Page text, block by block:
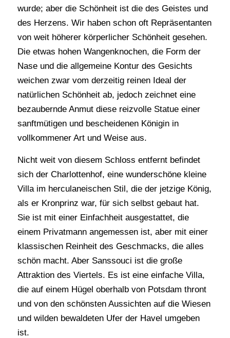
wurde; aber die Schönheit ist die des Geistes und
des Herzens. Wir haben schon oft Repräsentanten
von weit höherer körperlicher Schönheit gesehen.
Die etwas hohen Wangenknochen, die Form der
Nase und die allgemeine Kontur des Gesichts
weichen zwar vom derzeitig reinen Ideal der
natürlichen Schönheit ab, jedoch zeichnet eine
bezaubernde Anmut diese reizvolle Statue einer
sanftmütigen und bescheidenen Königin in
vollkommener Art und Weise aus.
Nicht weit von diesem Schloss entfernt befindet
sich der Charlottenhof, eine wunderschöne kleine
Villa im herculaneischen Stil, die der jetzige König,
als er Kronprinz war, für sich selbst gebaut hat.
Sie ist mit einer Einfachheit ausgestattet, die
einem Privatmann angemessen ist, aber mit einer
klassischen Reinheit des Geschmacks, die alles
schön macht. Aber Sanssouci ist die große
Attraktion des Viertels. Es ist eine einfache Villa,
die auf einem Hügel oberhalb von Potsdam thront
und von den schönsten Aussichten auf die Wiesen
und wilden bewaldeten Ufer der Havel umgeben
ist.